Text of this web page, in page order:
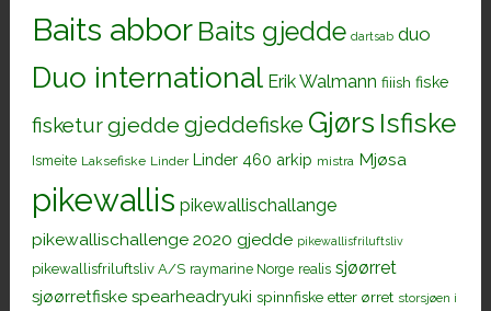
Baits abbor Baits gjedde dartsab duo
Duo international Erik Walmann fiiish fiske
fisketurgjedde gjeddefiske Gjørs Isfiske
Ismeite Laksefiske Linder Linder 460 arkip mistra Mjøsa
pikewallis pikewallischallange
pikewallischallenge 2020 gjedde pikewallisfriluftsliv
pikewallisfriluftsliv A/S raymarine Norge realis sjøørret
sjøørretfiske spearheadryuki spinnfiske etter ørret storsjøen i